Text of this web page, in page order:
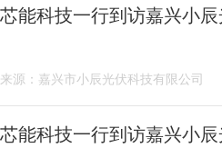
芯能科技一行到访嘉兴小
来源：嘉兴市小辰光伏科技有限公司
芯能科技一行到访嘉兴小